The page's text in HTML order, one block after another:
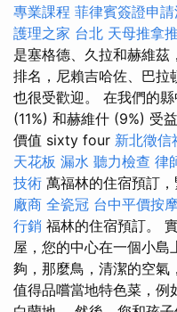
專業課程 菲律賓簽證申
護理之家 台北 天母推拿
是塞格德、久拉和赫維茲
排名，尼賴吉哈佐、巴拉
也很受歡迎。 在我們的
(11%) 和赫維什 (9%) 受
價值 sixty four 新北徵信
天花板 漏水 聽力檢查 律
技術 萬福林的住宿預訂
廠商 全瓷冠 台中平價按
行銷 福林的住宿預訂。
屋，您的中心在一個小島
夠，那麼鳥，清潔的空氣
值得品嚐當地特色菜，例